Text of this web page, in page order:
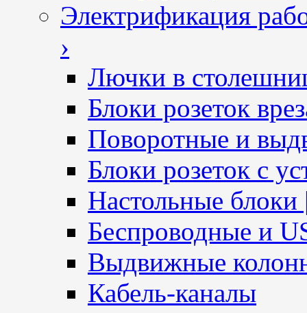
Электрификация
›
Лючки в
Блоки розеток
Поворотные и
Блоки розеток с
Настольные блоки
Беспроводные и
Выдвижные
Кабель-каналы